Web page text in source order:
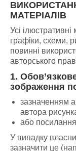
МАТЕРІАЛІВ
Усі
графіки, схеми,
повинні
авторського
1.
зображення
зазначенням
автора
або
У випадку
зазначити це